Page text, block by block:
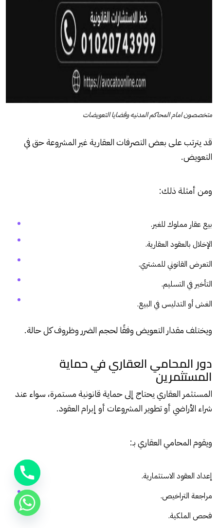
متخصصون امام المحاكم المدنيه وقضايا التعويضات
قد يترتب على بعض التصرفات العقارية غير المشروعة حق في
التعويض.
ومن أمثلة ذلك:
بيع عقار مملوك للغير.
الإخلال بالعقود العقارية.
التعرض القانوني للمشتري.
التأخير في التسليم.
الغش أو التدليس في البيع.
ويختلف مقدار التعويض وفقًا لحجم الضرر وظروف كل حالة.
دور المحامي العقاري في حماية
المستثمرين
المستثمر العقاري يحتاج إلى حماية قانونية مستمرة، سواء عند
شراء الأراضي أو تطوير المشروعات أو إبرام العقود.
ويقوم المحامي العقاري بـ:
إعداد العقود الاستثمارية.
مراجعة التراخيص.
فحص الملكية.